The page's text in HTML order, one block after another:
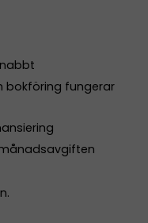
bokföring fungerar